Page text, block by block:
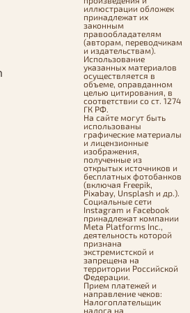
иллюстрации обложек
принадлежат их
законным
правообладателям
(авторам, переводчикам
и издательствам).
Использование
указанных материалов
осуществляется в
объеме, оправданном
целью цитирования, в
соответствии со ст. 1274
ГК РФ.
На сайте могут быть
использованы
графические материалы
и лицензионные
изображения,
полученные из
открытых источников и
бесплатных фотобанков
(включая Freepik,
Pixabay, Unsplash и др.).
Социальные сети
Instagram и Facebook
принадлежат компании
Meta Platforms Inc.,
деятельность которой
признана
экстремистской и
запрещена на
территории Российской
Федерации.
Прием платежей и
направление чеков:
Налогоплательщик
налога на